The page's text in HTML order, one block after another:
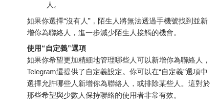
人。
如果你選擇“沒有人”，陌生人將無法透過手機號找到並新
增你為聯絡人，進一步減少陌生人接觸的機會。
使用“自定義”選項
如果你希望更加精細地管理哪些人可以新增你為聯絡人，
Telegram還提供了自定義設定。你可以在“自定義”選項中
選擇允許哪些人新增你為聯絡人，或排除某些人。這對於
那些希望與少數人保持聯絡的使用者非常有效。